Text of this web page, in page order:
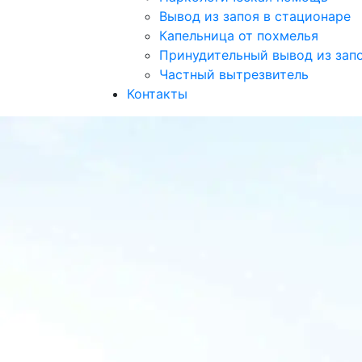
Вывод из запоя в стационаре
Капельница от похмелья
Принудительный вывод из
Частный вытрезвитель
Контакты